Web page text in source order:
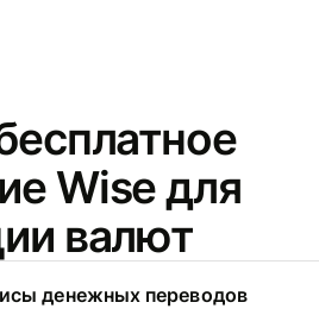
Wise для
валют
денежных переводов